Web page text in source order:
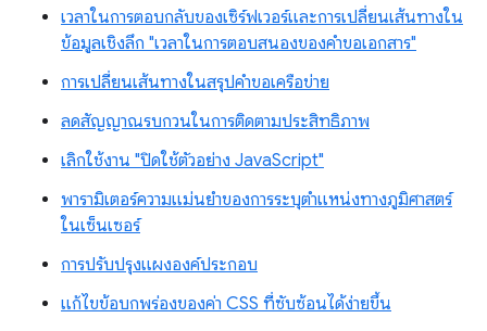
เวลาในการตอบกลับของเซิร์ฟเวอร์และการเปลี่ยนเส้นทางใน
ข้อมูลเชิงลึก "เวลาในการตอบสนองของคำขอเอกสาร"
การเปลี่ยนเส้นทางในสรุปคำขอเครือข่าย
ลดสัญญาณรบกวนในการติดตามประสิทธิภาพ
เลิกใช้งาน "ปิดใช้ตัวอย่าง JavaScript"
พารามิเตอร์ความแม่นยำของการระบุตำแหน่งทางภูมิศาสตร์
ในเซ็นเซอร์
การปรับปรุงแผงองค์ประกอบ
แก้ไขข้อบกพร่องของค่า CSS ที่ซับซ้อนได้ง่ายขึ้น